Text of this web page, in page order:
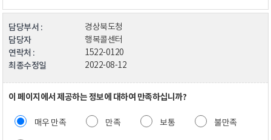
담당부서 : 경상북도청
담당자 행복콜센터
연락처 : 1522-0120
최종수정일 2022-08-12
이 페이지에서 제공하는 정보에 대하여 만족하십니까?
매우 만족 만족 보통 불만족